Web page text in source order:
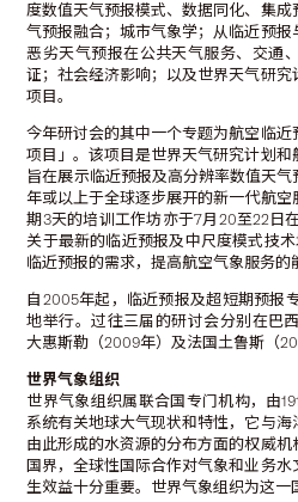
度数值天气预报模式、数据同化、集
气预报融合；城市气象学；从临近预报
恶劣天气预报在公共天气服务、交通
证；社会经济影响；以及世界天气研
项目。
今年研讨会的其中一个专题为航空临
项目」。该项目是世界天气研究计划和
旨在展示临近预报及高分辨率数值天
年或以上于全球逐步展开的新一代航
期3天的培训工作坊亦于7月20至22日
关于最新的临近预报及中尺度模式技
临近预报的需求，提高航空气象服务的
自2005年起，临近预报及超短期预报
地举行。过往三届的研讨会分别在巴
大惠斯勒（2009年）及法国土鲁斯（
世界气象组织
世界气象组织属联合国专门机构，由
系统有关地球大气现状和特性，它与
由此形成的水资源的分布方面的权威
国界，全球性国际合作对气象和业务
生效益十分重要。世界气象组织为这一